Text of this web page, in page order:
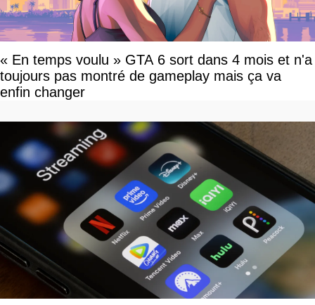
« En temps voulu » GTA 6 sort dans 4 mois et n'a
toujours pas montré de gameplay mais ça va
enfin changer